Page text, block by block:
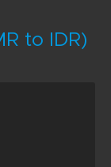
to IDR)